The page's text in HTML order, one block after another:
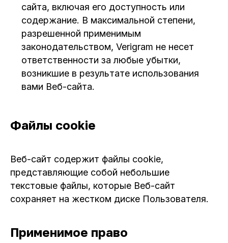
сайта, включая его доступность или
содержание. В максимальной степени,
разрешенной применимым
законодательством, Verigram не несет
ответственности за любые убытки,
возникшие в результате использования
вами Веб-сайта.
Файлы cookie
Веб-сайт содержит файлы cookie,
представляющие собой небольшие
текстовые файлы, которые Веб-сайт
сохраняет на жестком диске Пользователя.
Применимое право